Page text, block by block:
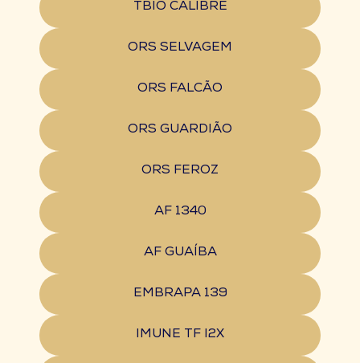
TBIO CALIBRE
ORS SELVAGEM
ORS FALCÃO
ORS GUARDIÃO
ORS FEROZ
AF 1340
AF GUAÍBA
EMBRAPA 139
IMUNE TF I2X